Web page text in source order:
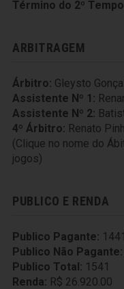
Término do 2º
ARBITRAGEM
Árbitro: Gleysto
Assistente Nº 1:
Assistente Nº 2:
4º Árbitro: Renato
(Clique no nome do
jogos)
PUBLICO E RENDA
Publico Pagante: 1441
Publico Não Pagante:
Publico Total: 1541
Renda: R$ 26.920.00